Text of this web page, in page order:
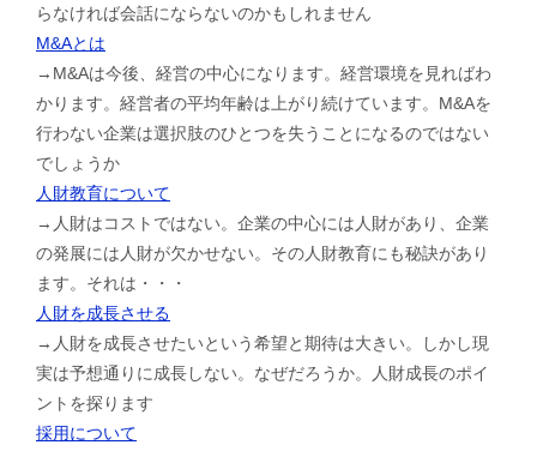
らなければ会話にならないのかもしれません
M&Aとは
→M&Aは今後、経営の中心になります。経営環境を見ればわ
かります。経営者の平均年齢は上がり続けています。M&Aを
行わない企業は選択肢のひとつを失うことになるのではない
でしょうか
人財教育について
→人財はコストではない。企業の中心には人財があり、企業
の発展には人財が欠かせない。その人財教育にも秘訣があり
ます。それは・・・
人財を成長させる
→人財を成長させたいという希望と期待は大きい。しかし現
実は予想通りに成長しない。なぜだろうか。人財成長のポイ
ントを探ります
採用について